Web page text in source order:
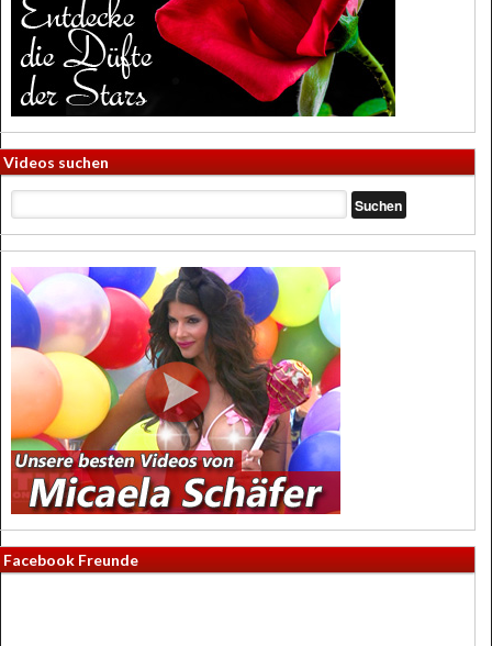
Videos suchen
Facebook Freunde